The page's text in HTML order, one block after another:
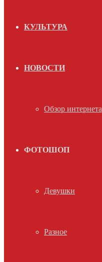
КУЛЬТУРА
НОВОСТИ
Обзор интернета
ФОТОШОП
Девушки
Разное